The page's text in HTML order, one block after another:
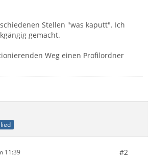
Stellen "was kaputt". Ich
gemacht.
Weg einen Profilordner
11:39 #2